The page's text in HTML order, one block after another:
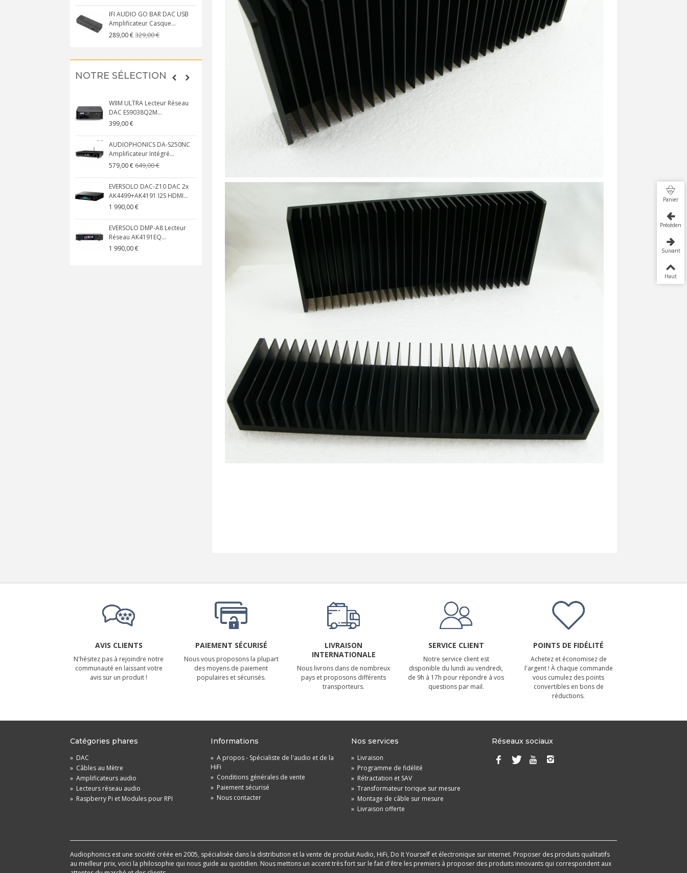
IFI AUDIO GO BAR DAC USB
Amplificateur Casque...
289,00 €329,00 €
FOSI AUDIO CA30
Amplificateur 4 Voies pour...
135,99 €
159,99 €
NOTRE SÉLECTION
WIIM ULTRA Lecteur Réseau
DAC ES9038Q2M...
399,00 €
AUDIOPHONICS DA-S250NC
Amplificateur Intégré...
579,00 €649,00 €
EVERSOLO DAC-Z10 DAC 2x
AK4499+AK4191 I2S HDMI...
1 990,00 €
EVERSOLO DMP-A8 Lecteur
Réseau AK4191EQ...
1 990,00 €
AUDIOPHONICS DAW-S250NC
Amplificateur Intégré...
DAN CLARK AUDIO AEON 2
LUXSIN X9 DAC Amplificateur
AVIS CLIENTS
N'hésitez pas à rejoindre notre
communauté en laissant votre
avis sur un produit !
PAIEMENT SÉCURISÉ
Nous vous proposons la plupart
des moyens de paiement
populaires et sécurisés.
LIVRAISON
INTERNATIONALE
Nous livrons dans de nombreux
pays et proposons différents
transporteurs.
SERVICE CLIENT
Notre service client est
disponible du lundi au vendredi,
de 9h à 17h pour répondre à vos
questions par mail.
POINTS DE FIDÉLITÉ
Achetez et économisez de
l'argent ! À chaque commande
vous cumulez des points
convertibles en bons de
réductions.
Catégories phares
» DAC
» Câbles au Mètre
» Amplificateurs audio
» Lecteurs réseau audio
» Raspberry Pi et Modules pour RPI
Informations
» A propos - Spécialiste de l'audio et de la
HiFi
» Conditions générales de vente
» Paiement sécurisé
» Nous contacter
Nos services
» Livraison
» Programme de fidélité
» Rétractation et SAV
» Transformateur torique sur mesure
» Montage de câble sur mesure
» Livraison offerte
Réseaux sociaux
Audiophonics est une société créée en 2005, spécialisée dans la distribution et la vente de produit Audio, HiFi, Do It Yourself et électronique sur internet. Proposer des produits qualitatifs
au meilleur prix, voici la philosophie qui nous guide au quotidien. Nous mettons un accent très fort sur le fait d'être les premiers à proposer des produits innovants qui correspondent aux
Panier
Précédent
Suivant
Haut